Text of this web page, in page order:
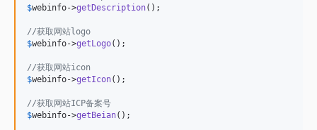
$webinfo->getDescription();
//获取网站logo
$webinfo->getLogo();
//获取网站icon
$webinfo->getIcon();
//获取网站ICP备案号
$webinfo->getBeian();